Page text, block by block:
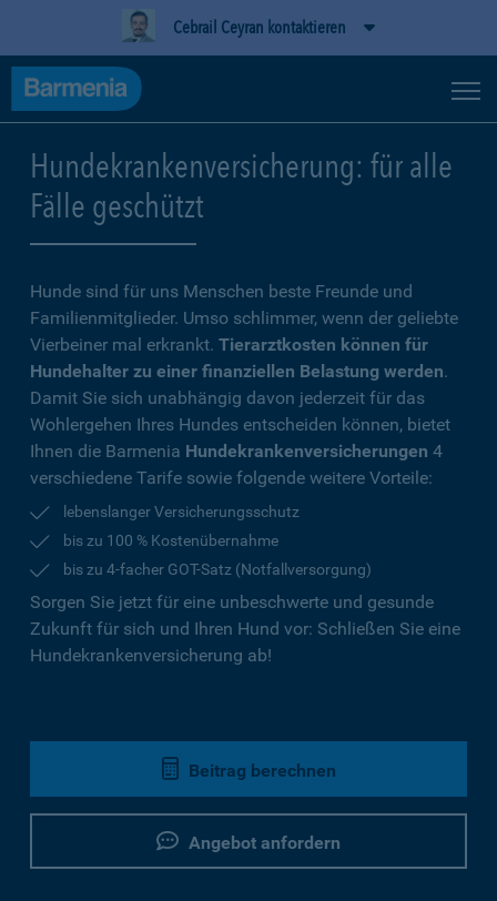
Cebrail Ceyran kontaktieren
Hundekrankenversicherung: für alle
Fälle geschützt
Hunde sind für uns Menschen beste Freunde und
Familienmitglieder. Umso schlimmer, wenn der geliebte
Vierbeiner mal erkrankt. Tierarztkosten können für
Hundehalter zu einer finanziellen Belastung werden.
Damit Sie sich unabhängig davon jederzeit für das
Wohlergehen Ihres Hundes entscheiden können, bietet
Ihnen die Barmenia Hundekrankenversicherungen 4
verschiedene Tarife sowie folgende weitere Vorteile:
lebenslanger Versicherungsschutz
bis zu 100 % Kostenübernahme
bis zu 4-facher GOT-Satz (Notfallversorgung)
Sorgen Sie jetzt für eine unbeschwerte und gesunde
Zukunft für sich und Ihren Hund vor: Schließen Sie eine
Hundekrankenversicherung ab!
Beitrag berechnen
Angebot anfordern